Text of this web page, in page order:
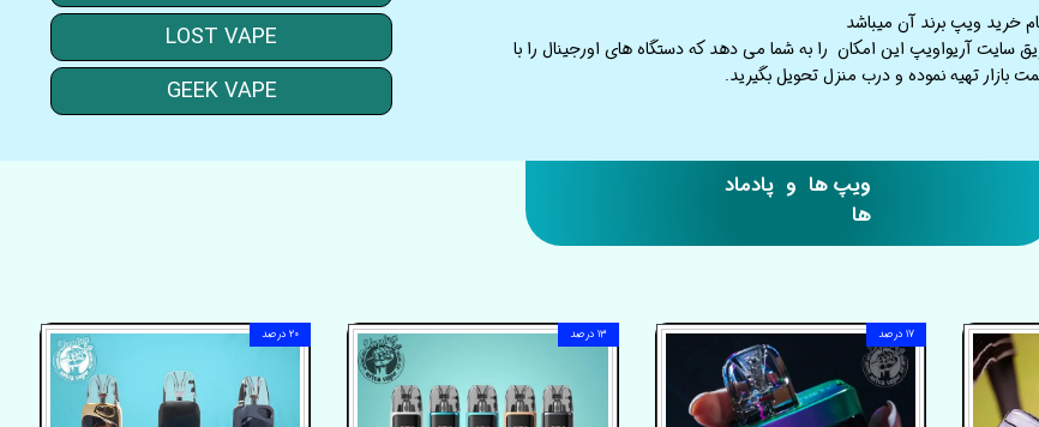
LOST VAPE
GEEK VAPE
خرید ویپ برند آن میباشد
سایت آریواویپ این امکان را به شما می دهد که دستگاه های اورجینال را با
بازار تهیه نموده و درب منزل تحویل بگیرید.
۱۷ درصد ۱۳ درصد ۲۰ درصد
​​ویپ ها و پادماد
ها